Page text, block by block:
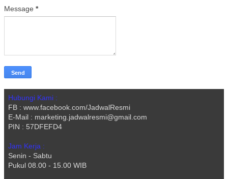
Message *
Hubungi Kami :
FB : www.facebook.com/JadwalResmi
E-Mail : marketing.jadwalresmi@gmail.com
PIN : 57DFEFD4
Jam Kerja :
Senin - Sabtu
Pukul 08.00 - 15.00 WIB